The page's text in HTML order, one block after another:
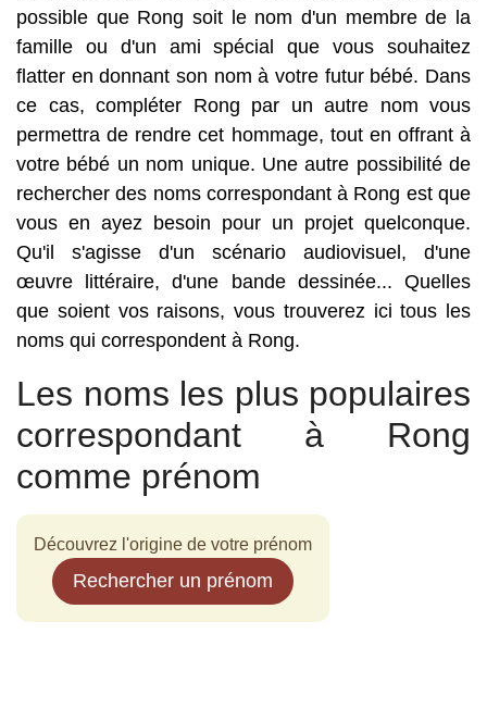
possible que Rong soit le nom d'un membre de la
famille ou d'un ami spécial que vous souhaitez
flatter en donnant son nom à votre futur bébé. Dans
ce cas, compléter Rong par un autre nom vous
permettra de rendre cet hommage, tout en offrant à
votre bébé un nom unique. Une autre possibilité de
rechercher des noms correspondant à Rong est que
vous en ayez besoin pour un projet quelconque.
Qu'il s'agisse d'un scénario audiovisuel, d'une
œuvre littéraire, d'une bande dessinée... Quelles
que soient vos raisons, vous trouverez ici tous les
noms qui correspondent à Rong.
Les noms les plus populaires
correspondant à Rong
comme prénom
Découvrez l'origine de votre prénom
Rechercher un prénom